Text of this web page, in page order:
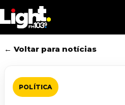
to
main
content
← Voltar para notícias
POLÍTICA